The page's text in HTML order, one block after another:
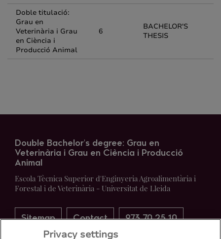
Doble titulació:
Grau en
Veterinària i Grau
en Ciència i
Producció Animal
6
BACHELOR'S
THESIS
Double Bachelor's degree: Grau en
Veterinària i Grau en Ciència i Producció
Animal
Escola Tècnica Superior d'Enginyeria Agroalimentària i
Forestal i de Veterinària - Universitat de Lleida
Sitemap Contact 973 70 25 10
Privacy settings